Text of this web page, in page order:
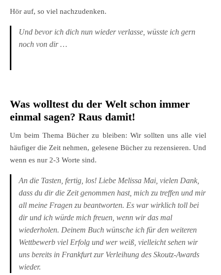
Hör auf, so viel nachzudenken.
Und bevor ich dich nun wieder verlasse, wüsste ich gern
noch von dir …
Was wolltest du der Welt schon immer
einmal sagen? Raus damit!
Um beim Thema Bücher zu bleiben: Wir sollten uns alle viel
häufiger die Zeit nehmen, gelesene Bücher zu rezensieren. Und
wenn es nur 2-3 Worte sind.
An die Tasten, fertig, los! Liebe Melissa Mai, vielen Dank,
dass du dir die Zeit genommen hast, mich zu treffen und mir
all meine Fragen zu beantworten. Es war wirklich toll bei
dir und ich würde mich freuen, wenn wir das mal
wiederholen. Deinem Buch wünsche ich für den weiteren
Wettbewerb viel Erfolg und wer weiß, vielleicht sehen wir
uns bereits in Frankfurt zur Verleihung des Skoutz-Awards
wieder.